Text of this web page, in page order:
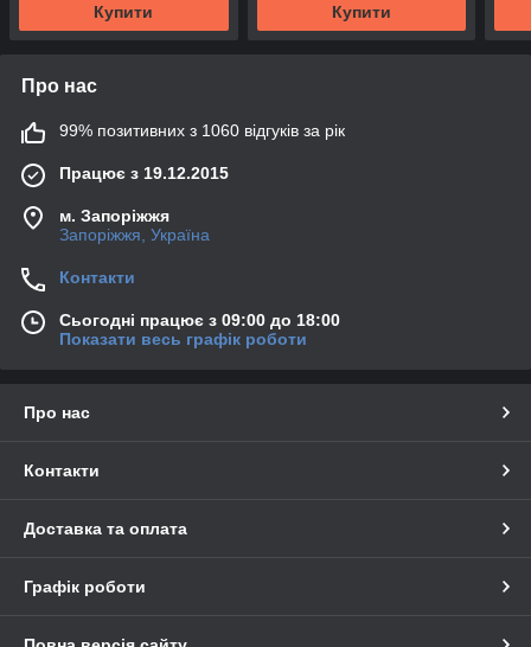
Купити Купити
Про нас
99% позитивних з 1060 відгуків за рік
Працює з 19.12.2015
м. Запоріжжя
Запоріжжя, Україна
Контакти
Сьогодні працює з 09:00 до 18:00
Показати весь графік роботи
Про нас
Контакти
Доставка та оплата
Графік роботи